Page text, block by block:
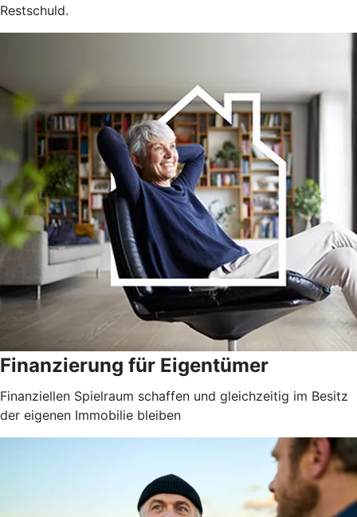
Restschuld.
Finanzierung für Eigentümer
Finanziellen Spielraum schaffen und gleichzeitig im Besitz
der eigenen Immobilie bleiben